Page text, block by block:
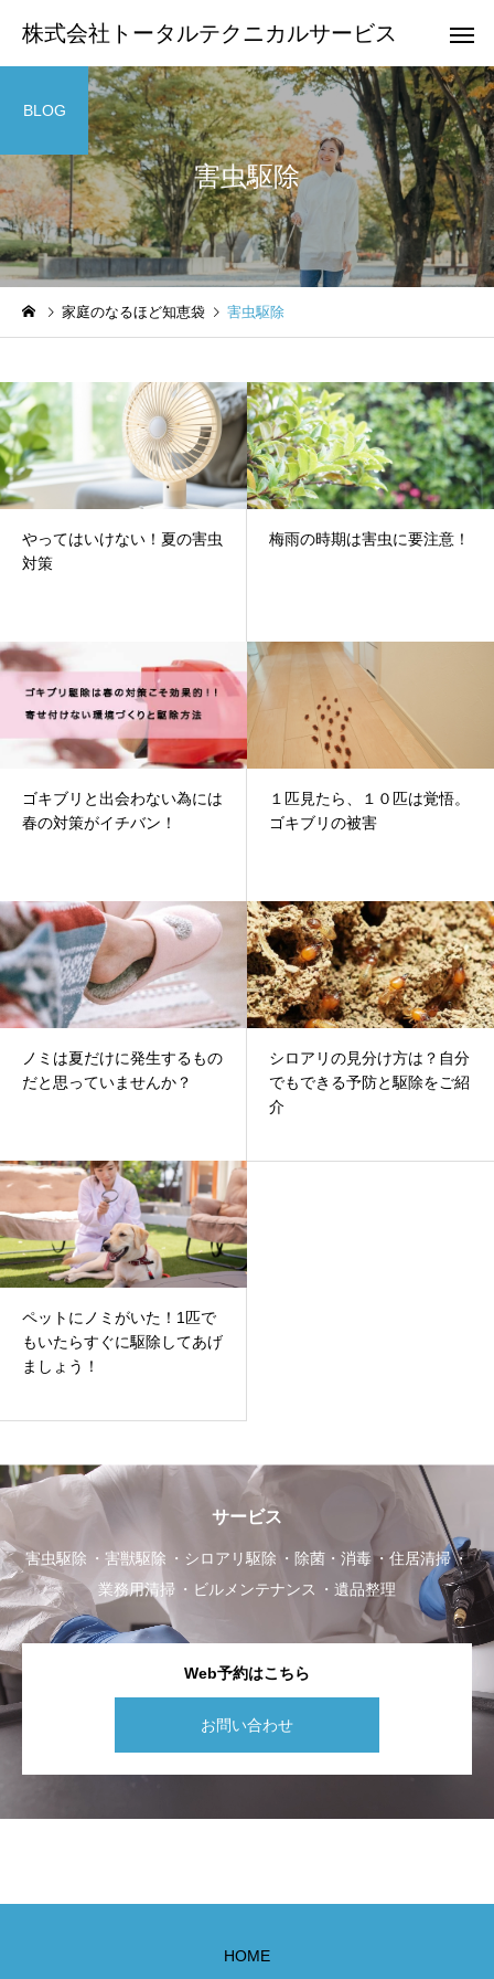
株式会社トータルテクニカルサービス
害虫駆除
BLOG
家庭のなるほど知恵袋 害虫駆除
やってはいけない！夏の害虫
対策
梅雨の時期は害虫に要注意！
ゴキブリと出会わない為には
春の対策がイチバン！
１匹見たら、１０匹は覚悟。
ゴキブリの被害
ノミは夏だけに発生するもの
だと思っていませんか？
シロアリの見分け方は？自分
でもできる予防と駆除をご紹
介
ペットにノミがいた！1匹で
もいたらすぐに駆除してあげ
ましょう！
サービス
害虫駆除 害獣駆除 シロアリ駆除 除菌・消毒
住居清掃
業務用清掃
ビルメンテナンス 遺品整理
Web予約はこちら
お問い合わせ
HOME